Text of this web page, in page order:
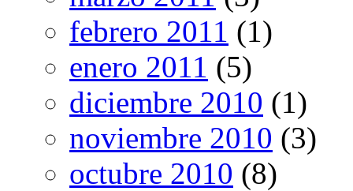
febrero 2011 (1)
enero 2011 (5)
diciembre 2010 (1)
noviembre 2010 (3)
octubre 2010 (8)